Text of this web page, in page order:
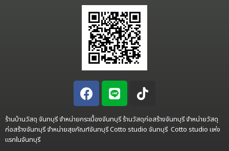
ร้านบ้านวัสดุ จันทบุรี จำหน่ายกระเบื้องจันทบุรี ร้านวัสดุก่อสร้างจันทบุรี จำหน่ายวัสดุ
ก่อสร้างจันทบุรี จำหน่ายสุขภัณฑ์จันทบุรี Cotto studio จันทบุรี Cotto studio แห่ง
แรกในจันทบุรี